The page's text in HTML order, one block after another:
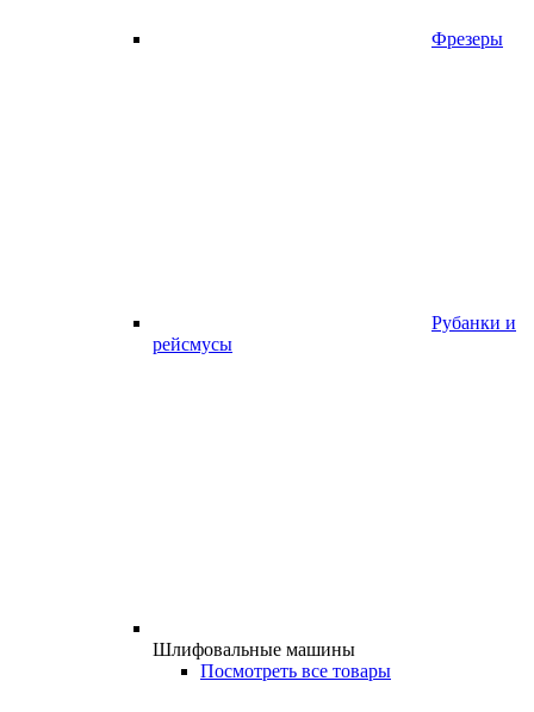
Фрезеры
Рубанки и
рейсмусы
Шлифовальные машины
Посмотреть все товары